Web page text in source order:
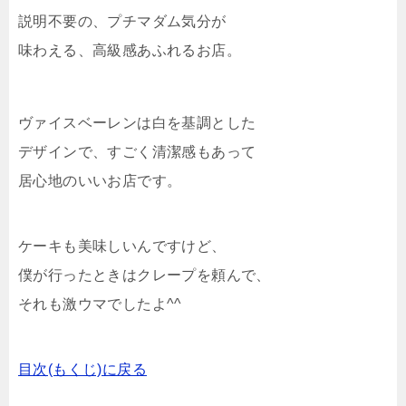
説明不要の、プチマダム気分が
味わえる、高級感あふれるお店。
ヴァイスベーレンは白を基調とした
デザインで、すごく清潔感もあって
居心地のいいお店です。
ケーキも美味しいんですけど、
僕が行ったときはクレープを頼んで、
それも激ウマでしたよ^^
目次(もくじ)に戻る